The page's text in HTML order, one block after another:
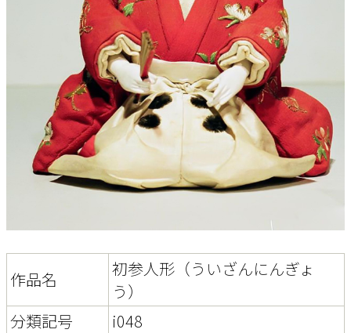
作品名
初参人形（ういざんにんぎょ
う）
分類記号
i048